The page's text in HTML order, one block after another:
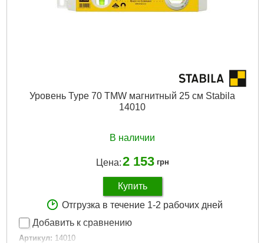
Уровень Type 70 ТМW магнитный 25 см Stabila
14010
В наличии
Цена:2 153 грн
Купить
Отгрузка в течение 1-2 рабочих дней
Добавить к сравнению
Артикул: 14010